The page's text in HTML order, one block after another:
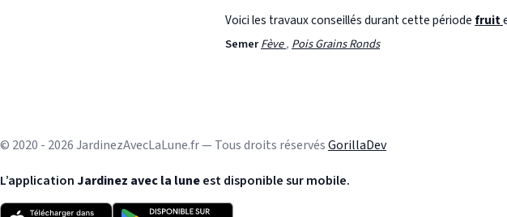
Voici les travaux conseillés durant cette période fruit
SemerFève, Pois Grains Ronds
© 2020 - 2026 JardinezAvecLaLune.fr — Tous droits réservésGorillaDev
L’application Jardinez avec la luneest disponible sur mobile.